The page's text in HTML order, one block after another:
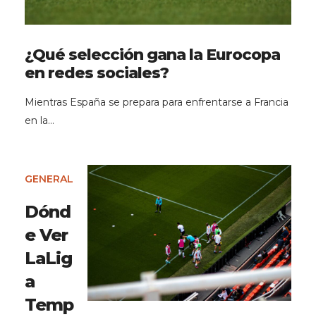
¿Qué selección gana la Eurocopa
en redes sociales?
Mientras España se prepara para enfrentarse a Francia
en la…
GENERAL
Dónd
e Ver
LaLig
a
Temp